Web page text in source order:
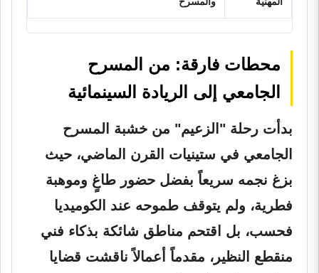
محطات فارقة: من المسرح
الجامعي إلى الريادة السينمائية
بدأت رحلة "الزعيم" من خشبة المسرح
الجامعي في ستينيات القرن الماضي، حيث
بزغ نجمه سريعاً بفضل حضور طاغٍ وموهبة
فطرية، ولم يتوقف طموحه عند الكوميديا
فحسب، بل اقتحم مناطق شائكة بذكاء فني
منقطع النظير، مقدماً أعمالاً ناقشت قضايا